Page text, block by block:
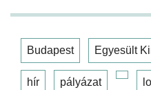
Budapest Egyesült
hír pályázat